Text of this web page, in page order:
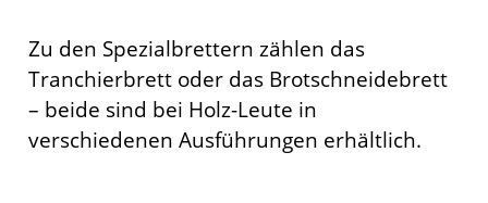
Zu den Spezialbrettern zählen das
Tranchierbrett oder das Brotschneidebrett
– beide sind bei Holz-Leute in
verschiedenen Ausführungen erhältlich.